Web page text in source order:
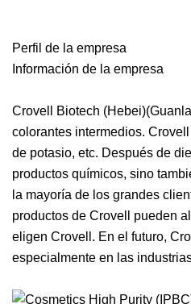
Perfil de la empresa
Información de la empresa
Crovell Biotech
colorantes intermedios.
de potasio, etc. Después de
productos químicos, sino
la mayoría de los grandes
productos de Crovell pueden
eligen Crovell. En el futuro,
especialmente en las